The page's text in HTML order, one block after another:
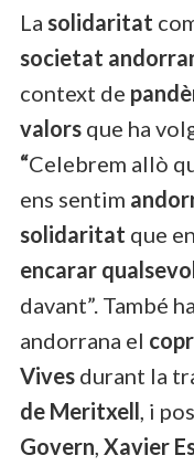
La solidaritat
societat
context de
valors que ha
“Celebrem allò
ens sentim
solidaritat que
encarar
davant”. També
andorrana el
Vives durant la
de Meritxell, i
Govern, Xavier